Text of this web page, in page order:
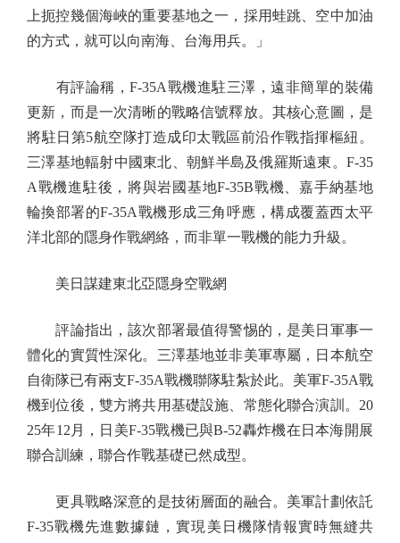
上扼控幾個海峽的重要基地之一，採用蛙跳、空中加油
的方式，就可以向南海、台海用兵。」
有評論稱，F-35A戰機進駐三澤，遠非簡單的裝備
更新，而是一次清晰的戰略信號釋放。其核心意圖，是
將駐日第5航空隊打造成印太戰區前沿作戰指揮樞紐。
三澤基地輻射中國東北、朝鮮半島及俄羅斯遠東。F-35
A戰機進駐後，將與岩國基地F-35B戰機、嘉手納基地
輪換部署的F-35A戰機形成三角呼應，構成覆蓋西太平
洋北部的隱身作戰網絡，而非單一戰機的能力升級。
美日謀建東北亞隱身空戰網
評論指出，該次部署最值得警惕的，是美日軍事一
體化的實質性深化。三澤基地並非美軍專屬，日本航空
自衛隊已有兩支F-35A戰機聯隊駐紮於此。美軍F-35A戰
機到位後，雙方將共用基礎設施、常態化聯合演訓。20
25年12月，日美F-35戰機已與B-52轟炸機在日本海開展
聯合訓練，聯合作戰基礎已然成型。
更具戰略深意的是技術層面的融合。美軍計劃依託
F-35戰機先進數據鏈，實現美日機隊情報實時無縫共